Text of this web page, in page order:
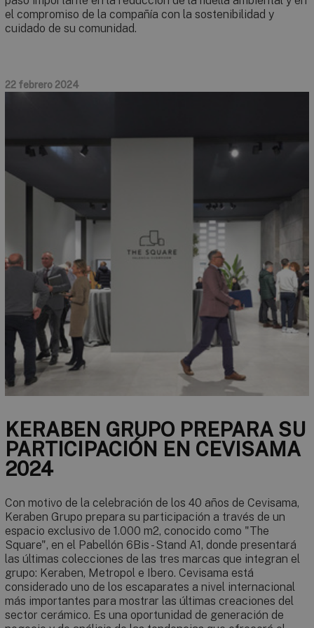
el compromiso de la compañía con la sostenibilidad y
cuidado de su comunidad.
22 febrero 2024
KERABEN GRUPO PREPARA SU
PARTICIPACIÓN EN CEVISAMA
2024
Con motivo de la celebración de los 40 años de Cevisama,
Keraben Grupo prepara su participación a través de un
espacio exclusivo de 1.000 m2, conocido como "The
Square", en el Pabellón 6Bis - Stand A1, donde presentará
las últimas colecciones de las tres marcas que integran el
grupo: Keraben, Metropol e Ibero. Cevisama está
considerado uno de los escaparates a nivel internacional
más importantes para mostrar las últimas creaciones del
sector cerámico. Es una oportunidad de generación de